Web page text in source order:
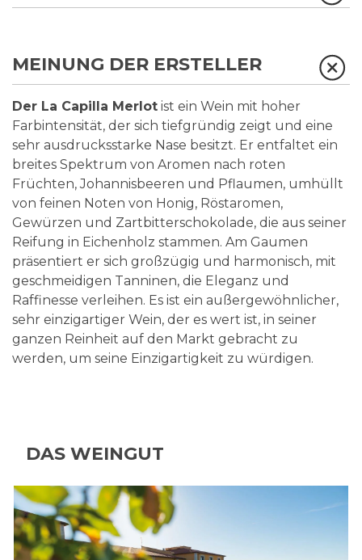
MEINUNG DER ERSTELLER
Der La Capilla Merlot ist ein Wein mit hoher
Farbintensität, der sich tiefgründig zeigt und eine
sehr ausdrucksstarke Nase besitzt. Er entfaltet ein
breites Spektrum von Aromen nach roten
Früchten, Johannisbeeren und Pflaumen, umhüllt
von feinen Noten von Honig, Röstaromen,
Gewürzen und Zartbitterschokolade, die aus seiner
Reifung in Eichenholz stammen. Am Gaumen
präsentiert er sich großzügig und harmonisch, mit
geschmeidigen Tanninen, die Eleganz und
Raffinesse verleihen. Es ist ein außergewöhnlicher,
sehr einzigartiger Wein, der es wert ist, in seiner
ganzen Reinheit auf den Markt gebracht zu
werden, um seine Einzigartigkeit zu würdigen.
DAS WEINGUT